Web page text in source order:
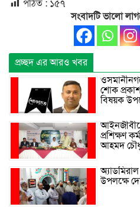
পঠিত : ১৫৭
সংবাদটি ভালো
প্রচ্ছদ এর আরও খবর
শোক প্রকাশ
বিষয়ক
প্রশিক্ষণ
আহমদ
উপলক্ষে